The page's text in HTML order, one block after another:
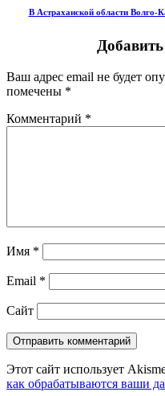
В Астраханской области Волго-
Ваш адрес email не будет
помечены *
Комментарий *
Имя *
Email *
Сайт
Этот сайт использует
как обрабатываются ваши